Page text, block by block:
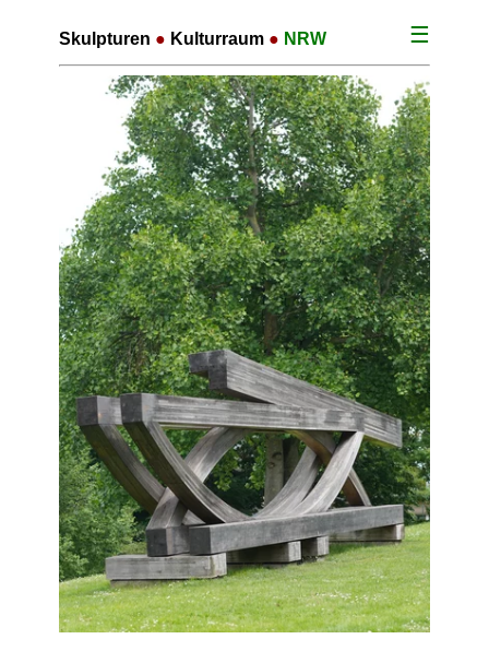
Skulpturen ● Kulturraum ● NRW ☰